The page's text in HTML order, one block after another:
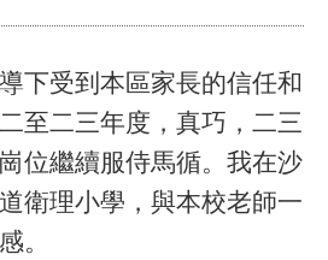
下受到本區家長的信任和
至二三年度，真巧，二三
位繼續服侍馬循。我在沙
衛理小學，與本校老師一
。